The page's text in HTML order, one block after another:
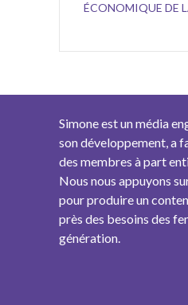
ÉCONOMIQUE DE
Simone est un média
son développement, a
des membres à part
Nous nous appuyons
pour produire un
près des besoins des
génération.